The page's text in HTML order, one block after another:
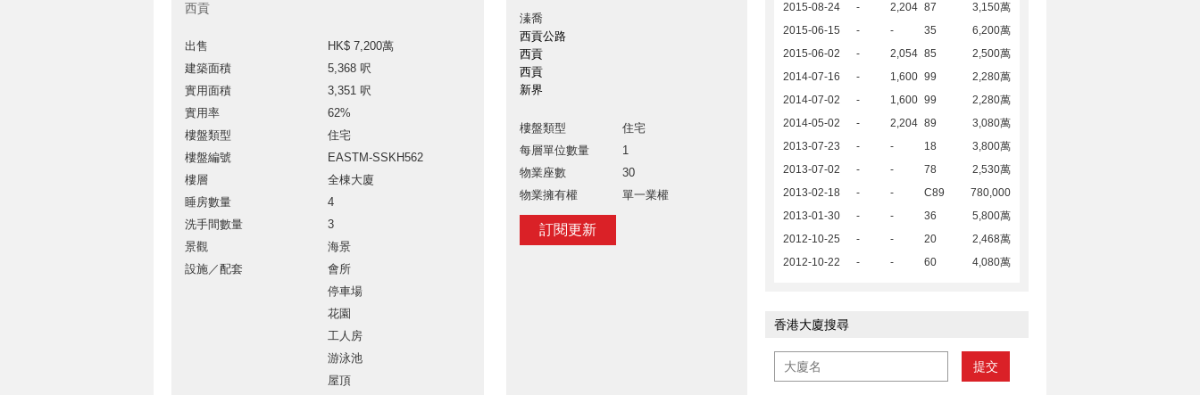
西貢
出售
HK$ 7,200萬
建築面積
5,368 呎
實用面積
3,351 呎
實用率
62%
樓盤類型
住宅
樓盤編號
EASTM-SSKH562
樓層
全棟大廈
睡房數量
4
洗手間數量
3
景觀
海景
設施／配套
會所
停車場
花園
工人房
游泳池
屋頂
溱喬
西貢公路
西貢
西貢
新界
樓盤類型
住宅
每層單位數量
1
物業座數
30
物業擁有權
單一業權
訂閱更新
2015-08-24
- 2,204 87
3,150萬
2015-06-15
- - 35
6,200萬
2015-06-02
- 2,054 85
2,500萬
2014-07-16
- 1,600 99
2,280萬
2014-07-02
- 1,600 99
2,280萬
2014-05-02
- 2,204 89
3,080萬
2013-07-23
- - 18
3,800萬
2013-07-02
- - 78
2,530萬
2013-02-18
- - C89
780,000
2013-01-30
- - 36
5,800萬
2012-10-25
- - 20
2,468萬
2012-10-22
- - 60 4,080萬
香港大廈搜尋
提交